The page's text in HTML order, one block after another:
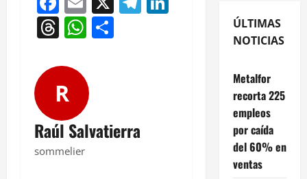
Threads
WhatsApp
R
Raúl Salvatierra
sommelier
ÚLTIMAS
NOTICIAS
Metalfor
recorta 225
empleos
por caída
del 60% en
ventas